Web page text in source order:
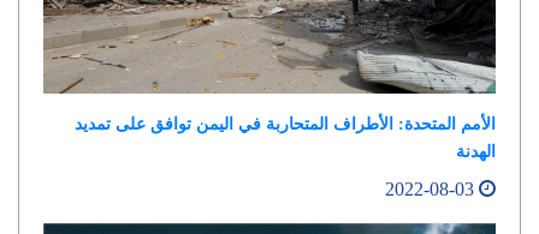
الأمم المتحدة: الأطراف المتحاربة في اليمن توافق على تمديد
الهدنة